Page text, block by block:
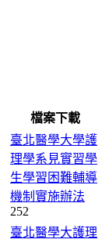
檔案下載
臺北醫學大學護
理學系見實習學
生學習困難輔導
機制實施辦法
252
臺北醫學大護理